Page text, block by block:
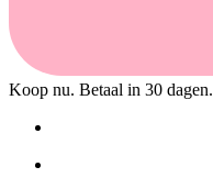
Koop nu. Betaal in 30 dagen.